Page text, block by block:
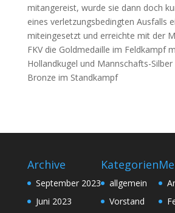
mitangereist, wurde sie dann doch
eines verletzungsbedingten Ausfalls
miteingesetzt und erreichte mit der
FKV die Goldmedaille im Feldkampf
Hollandkugel und Mannschafts-Silber
Bronze im Standkampf
Archive
September 2023
Juni 2023
Kategorien
allgemein
Vorstand